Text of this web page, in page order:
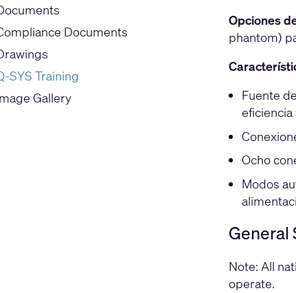
Documents
SYS Training
Gallery
Opciones
phantom)
Fuente
Ocho
Modos
General
Note: All
operate.